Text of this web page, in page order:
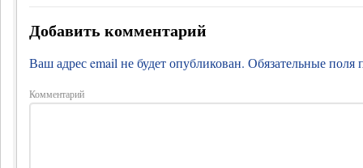
Добавить комментарий
Ваш адрес email не будет опубликован. Обязательные
Комментарий